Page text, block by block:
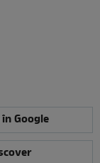
Google